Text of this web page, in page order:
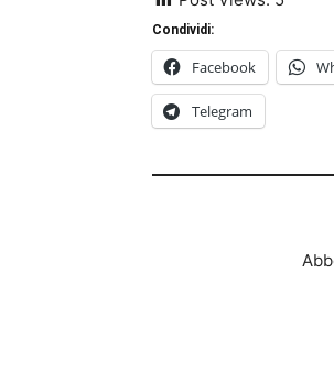
Condividi:
Facebook
Telegram